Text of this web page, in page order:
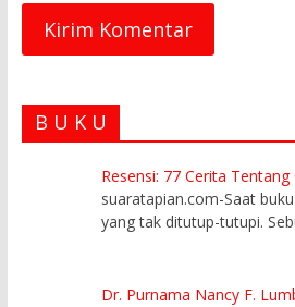
B U K U
Resensi: 77 Cerita
suaratapian.com-Saat
yang tak ditutup-tutupi.
Dr. Purnama Nancy F.